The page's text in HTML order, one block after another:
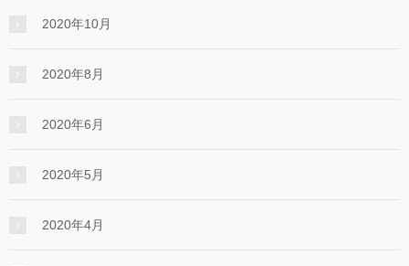
2020年10月
2020年8月
2020年6月
2020年5月
2020年4月